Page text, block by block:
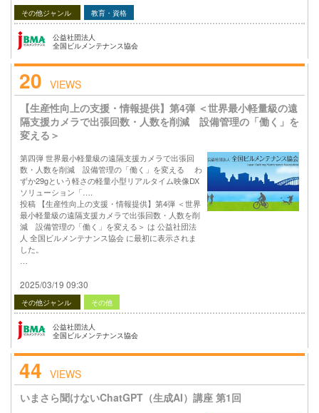
その他ジャンル 教育・資格
公益社団法人
全国ビルメンテナンス協会
20 VIEWS
【生産性向上の支援・情報提供】第4弾 ＜世界最小軽量級の遠
隔支援カメラで出張回数・人数を削減 設備管理の「働く」を
変える＞
第四弾 世界最小軽量級の遠隔支援カメラで出張回
数・人数を削減 設備管理の「働く」を変える わ
ずか29gという軽さの軽量小型リアルタイム映像DX
ソリューション「….
投稿 【生産性向上の支援・情報提供】第4弾 ＜世界
最小軽量級の遠隔支援カメラで出張回数・人数を削
減 設備管理の「働く」を変える＞ は 公益社団法
人 全国ビルメンテナンス協会 に最初に表示されま
した。
2025/03/19 09:30
その他ジャンル その他
公益社団法人
全国ビルメンテナンス協会
44 VIEWS
いまさら聞けないChatGPT（生成AI）講座 第1回